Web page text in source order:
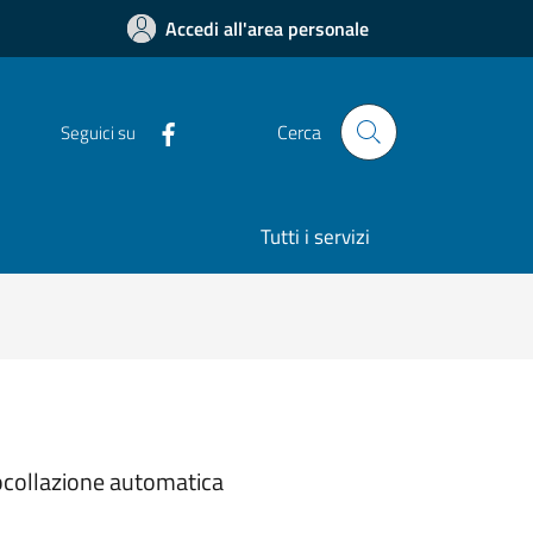
Accedi all'area personale
Seguici su Cerca
Tutti i servizi
automatica